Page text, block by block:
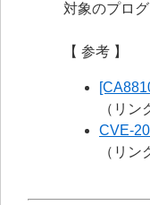
対象のプロ
【 参考 】
（リ
CVE-
（リ